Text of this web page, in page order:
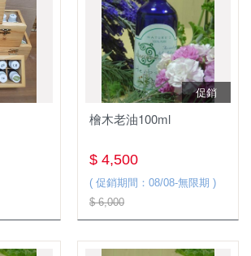
促銷
檜木老油100ml
$ 4,500
( 促銷期間：08/08-無限期 )
$ 6,000